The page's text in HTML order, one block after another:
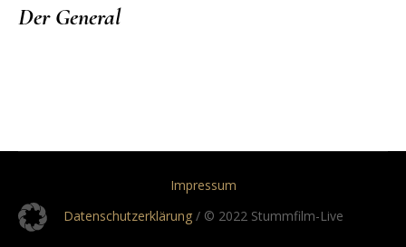
Der General
Impressum
Datenschutzerklärung/ © 2022 Stummfilm-Live